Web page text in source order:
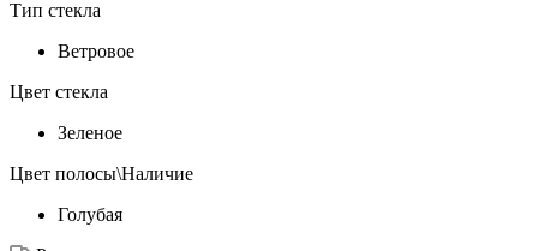
Тип стекла
Ветровое
Цвет стекла
Зеленое
Цвет полосы\Наличие
Голубая